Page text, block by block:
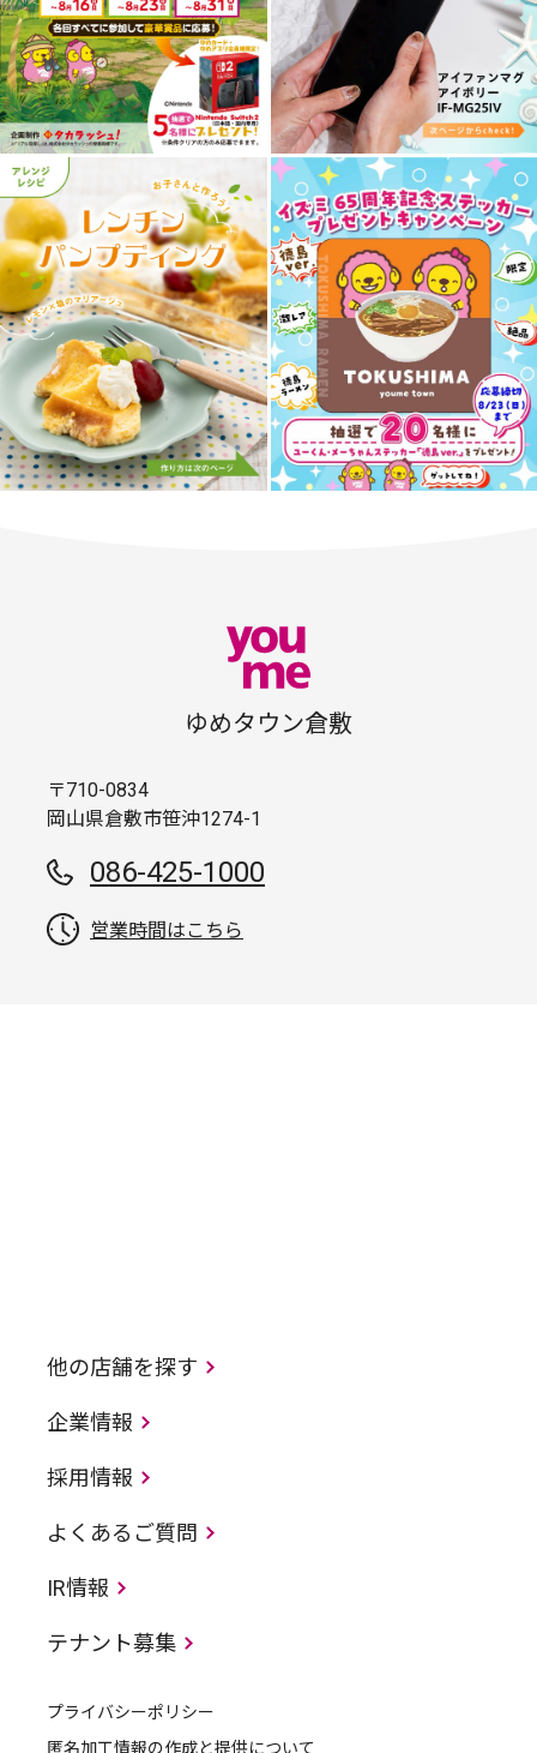
ゆめタウン倉敷
〒710-0834
岡山県倉敷市笹沖1274-1
086-425-1000
営業時間はこちら
他の店舗を探す
企業情報
採用情報
よくあるご質問
IR情報
テナント募集
プライバシーポリシー
匿名加工情報の作成と提供について